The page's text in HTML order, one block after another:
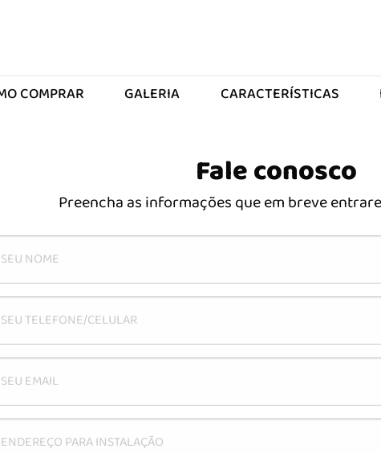
COMPRAR GALERIA CARACTERÍSTICAS
Fale conosco
Preencha as informações que em breve